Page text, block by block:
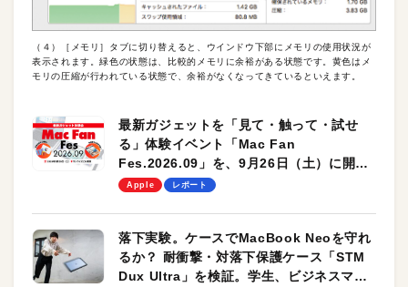
（４）［メモリ］タブに切り替えると、ウインドウ下部にメモリの使用状況が
表示されます。緑色の状態は、比較的メモリに余裕がある状態です。黄色はメ
モリの圧縮が行われている状態で、余裕がなくなってきているといえます。
最新ガジェットを「見て・触って・試せ
る」体験イベント「Mac Fan
Fes.2026.09」を、9月26日（土）に開催
します！
Apple レポート
落下実験。ケースでMacBook Neoを守れ
るか？ 耐衝撃・対落下保護ケース「STM
Dux Ultra」を検証。学生、ビジネスマン